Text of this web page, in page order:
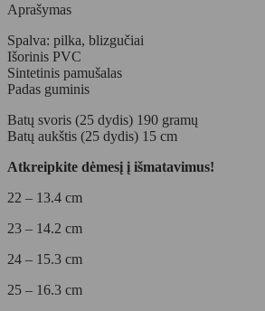
juodos
spalvos
Aprašymas
Spalva: pilka, blizgučiai
Išorinis PVC
Sintetinis pamušalas
Padas guminis
Batų svoris (25 dydis) 190 gramų
Batų aukštis (25 dydis) 15 cm
Atkreipkite dėmesį į išmatavimus!
22 – 13.4 cm
23 – 14.2 cm
24 – 15.3 cm
25 – 16.3 cm